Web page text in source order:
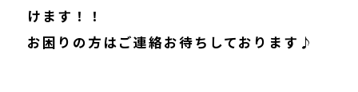
けます！！
お困りの方はご連絡お待ちしております♪